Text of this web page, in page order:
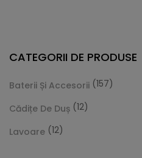
Cădiță De Duș Dalia,
CATEGORII DE PRODUSE
Baterii Și Accesorii (157)
Cădițe De Duș (12)
Lavoare (12)